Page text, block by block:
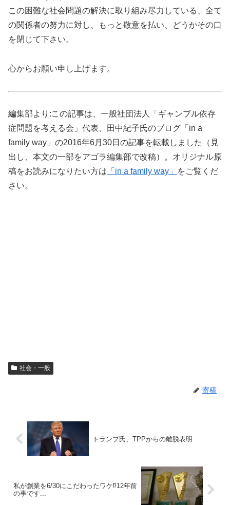
この困難な社会問題の解決に取り組み尽力している、全て
の関係者の努力に対し、もっと敬意を払い、どうかその口
を閉じて下さい。
心からお願い申し上げます。
編集部より:この記事は、一般社団法人「ギャンブル依存
症問題を考える会」代表、田中紀子氏のブログ「in a
family way」の2016年6月30日の記事を転載しました（見
出し、本文の一部をアゴラ編集部で改稿）。オリジナル原
稿をお読みになりたい方は 「in a family way」
をご覧くだ
さい。
社会・一般
寄稿
トランプ氏、TPPからの離脱表明
私が創業を6/30にこだわったワケ⁉️12年前
の事です...